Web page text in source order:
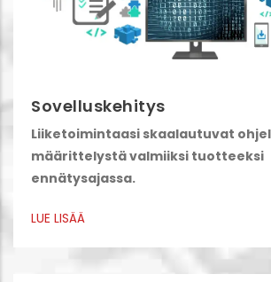
Sovelluskehitys
Liiketoimintaasi skaalautuvat
määrittelystä valmiiksi tuotteeksi
ennätysajassa.
LUE LISÄÄ